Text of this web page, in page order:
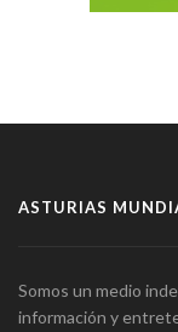
ASTURIAS
Somos un medio
información y